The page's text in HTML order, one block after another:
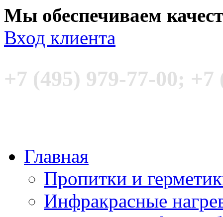
Мы обеспечиваем
Вход клиента
+7 (495) 979-77-00; +7
Главная
Пропитки и
Инфракрасные